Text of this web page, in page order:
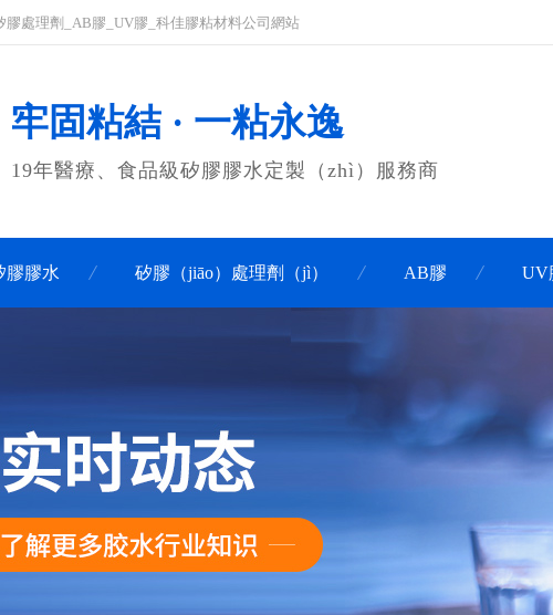
膠處理劑_AB膠_UV膠_科佳膠粘材料公司網站
牢固粘結 · 一粘永逸
19年醫療、食品級矽膠膠水定製（zhì）服務商
膠膠水 矽膠（jiāo）處理劑（jì） AB膠 UV